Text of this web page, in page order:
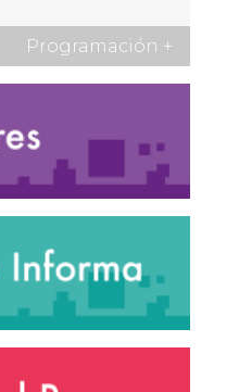
Programación +